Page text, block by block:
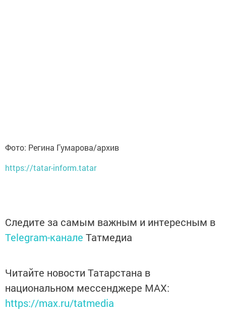
Фото: Регина Гумарова/архив
https://tatar-inform.tatar
Следите за самым важным и интересным в
Telegram-канале Татмедиа
Читайте новости Татарстана в
национальном мессенджере MАХ:
https://max.ru/tatmedia